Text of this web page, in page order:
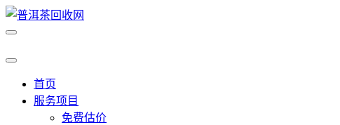
首页
服务项目
免费估价